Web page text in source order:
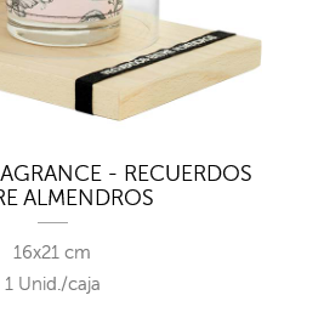
- RECUERDOS
ALMENDROS
16x21 cm
1 Unid./caja